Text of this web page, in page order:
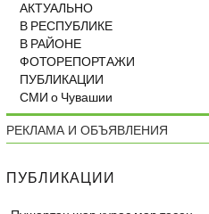
АКТУАЛЬНО
В РЕСПУБЛИКЕ
В РАЙОНЕ
ФОТОРЕПОРТАЖИ
ПУБЛИКАЦИИ
СМИ о Чувашии
РЕКЛАМА И ОБЪЯВЛЕНИЯ
ПУБЛИКАЦИИ